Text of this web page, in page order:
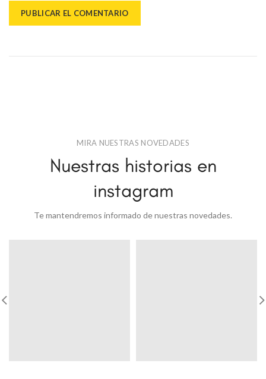
MIRA NUESTRAS NOVEDADES
Nuestras historias en
instagram
Te mantendremos informado de nuestras novedades.